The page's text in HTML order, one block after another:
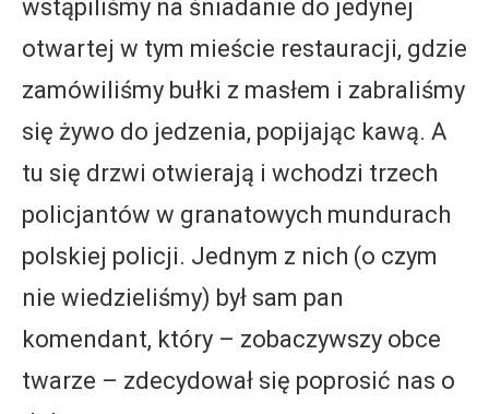
wstąpiliśmy na śniadanie do jedynej
otwartej w tym mieście restauracji, gdzie
zamówiliśmy bułki z masłem i zabraliśmy
się żywo do jedzenia, popijając kawą. A
tu się drzwi otwierają i wchodzi trzech
policjantów w granatowych mundurach
polskiej policji. Jednym z nich (o czym
nie wiedzieliśmy) był sam pan
komendant, który – zobaczywszy obce
twarze – zdecydował się poprosić nas o